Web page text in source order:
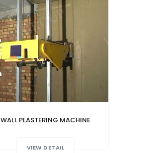
WALL PLASTERING MACHINE
VIEW DETAIL